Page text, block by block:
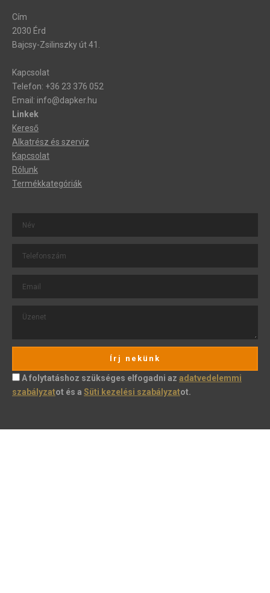
Cím
2030 Érd
Bajcsy-Zsilinszky út 41.
Kapcsolat
Telefon: +36 23 376 052
Email: info@dapker.hu
Linkek
Kereső
Alkatrész és szerviz
Kapcsolat
Rólunk
Termékkategóriák
Írj nekünk
A folytatáshoz szükséges elfogadni az adatvedelemmi
szabályzatot és a Süti kezelési szabályzatot.